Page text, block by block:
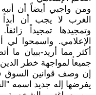
ومن واجبي أيضاً أن
الغرب لا يجب أن
وتمجيدها تمجيداً
الإعلامي. واسمحوا
أكثر مما أريد-ببيان ما
جميعاً لمواجهة خطر
إن وصف قوانين السوق
يفرضها إله جديد اسمه